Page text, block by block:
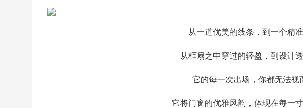
从一道优美的线条，到一个精准
从框扇之中穿过的轻盈，到设计
它的每一次出场，你都无法视
它将门窗的优雅风韵，体现在每一寸